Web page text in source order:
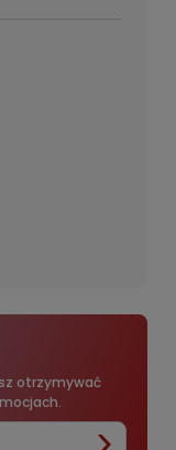
otrzymywać